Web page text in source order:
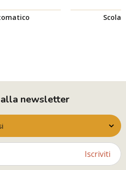
newsletter
Iscriviti